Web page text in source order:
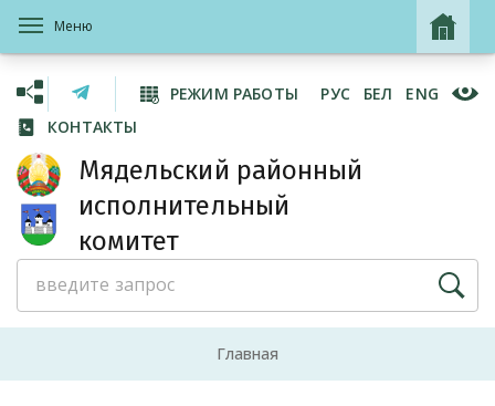
Меню
КОНТАКТЫ
РЕЖИМ РАБОТЫ РУС БЕЛ ENG
Мядельский районный
исполнительный
комитет
Главная